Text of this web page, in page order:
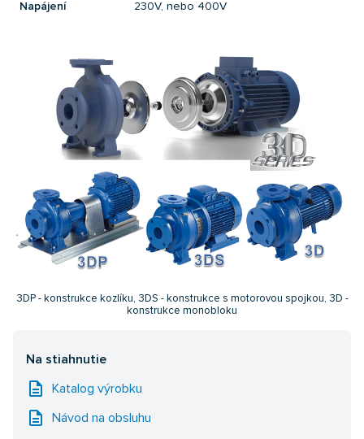
Napájení 230V, nebo 400V
3DP - konstrukce kozlíku, 3DS - konstrukce s motorovou spojkou, 3D -
konstrukce monobloku
Na stiahnutie
description Katalog výrobku
description Návod na obsluhu